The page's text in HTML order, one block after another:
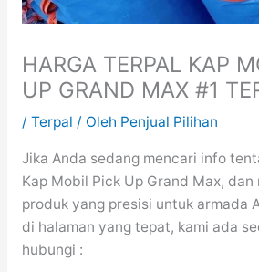
HARGA TERPAL KAP
UP GRAND MAX #1
/ Terpal / Oleh Penjual Pilihan
Jika Anda sedang mencari info
Kap Mobil Pick Up Grand Max, dan
produk yang presisi untuk armada
di halaman yang tepat, kami ada
hubungi :